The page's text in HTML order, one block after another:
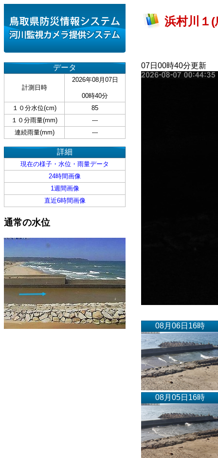
データ
計測日時
2026年08月07日
00時40分
１０分水位(cm)
85
１０分雨量(mm)
---
連続雨量(mm)
---
詳細
現在の様子・水位・雨量データ
24時間画像
1週間画像
直近6時間画像
通常の水位
浜村川１
07日00時40分更新
08月06日16時
08月05日16時